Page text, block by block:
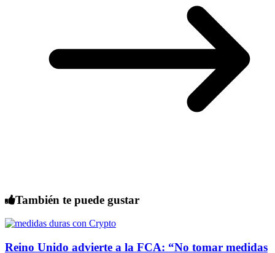
También te puede gustar
Reino Unido advierte a la FCA: “No tomar medidas